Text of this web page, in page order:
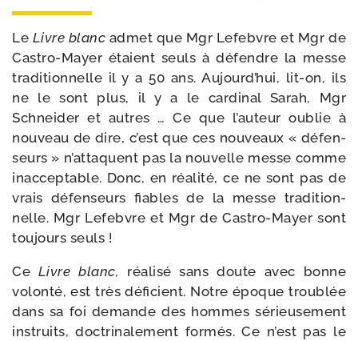
Le Livre blanc admet que Mgr Le­febvre et Mgr de
Castro-​Mayer étaient seuls à défendre la messe
tra­ditionnelle il y a 50 ans. Aujourd’hui, lit-​on, ils
ne le sont plus, il y a le car­di­nal Sarah, Mgr
Schneider et autres … Ce que l’au­teur oublie à
nou­veau de dire, c’est que ces nou­veaux « défen­
seurs » n’at­taquent pas la nou­velle messe comme
inac­cep­table. Donc, en réa­li­té, ce ne sont pas de
vrais défen­seurs fiables de la messe tra­di­tion­
nelle. Mgr Lefebvre et Mgr de Castro-​Mayer sont
tou­jours seuls !
Ce Livre blanc,
réa­li­sé sans doute avec bonne
volon­té, est très défi­cient. Notre époque trou­blée
dans sa foi de­mande des hommes sérieu­se­ment
ins­truits, doc­tri­na­le­ment for­més. Ce n’est pas le